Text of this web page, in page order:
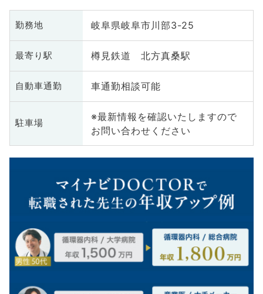
勤務地 岐阜県岐阜市川部3-25
最寄り駅 樽見鉄道 北方真桑駅
自動車通勤 車通勤相談可能
駐車場
※最新情報を確認いたしますので
お問い合わせください